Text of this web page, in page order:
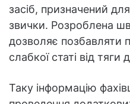
засіб, призначений
звички. Розроблена
дозволяє позбавляти
слабкої статі від тяги
Таку інформацію